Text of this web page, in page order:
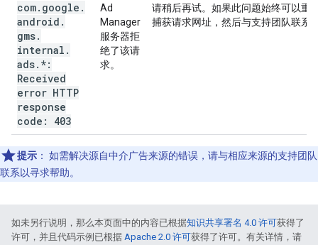
com. google .
android .
gms.
internal .
ads. *:
Received
error HTTP
response
code: 403
Ad
Manager
服务器拒
绝了该请
求。
请稍后再试。如果此问题始终可以重
捕获请求网址，然后与支持团队联系
提示 ： 如需解决源自中介广告来源的错误，请与相应来源的支持团队
联系以寻求帮助。
如未另行说明，那么本页面中的内容已根据知识共享署名 4.0 许可获得了
许可，并且代码示例已根据 Apache 2.0 许可获得了许可。有关详情，请